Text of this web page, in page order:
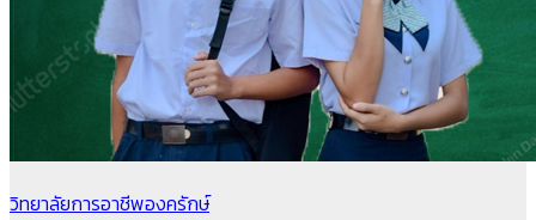
วิทยาลัยการอาชีพองครักษ์